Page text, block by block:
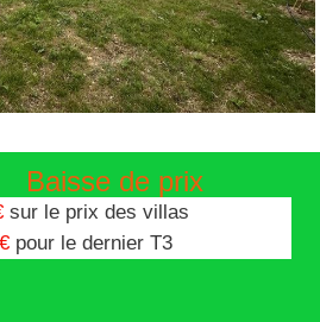
Baisse de prix
sur le prix des villas
pour le dernier T3